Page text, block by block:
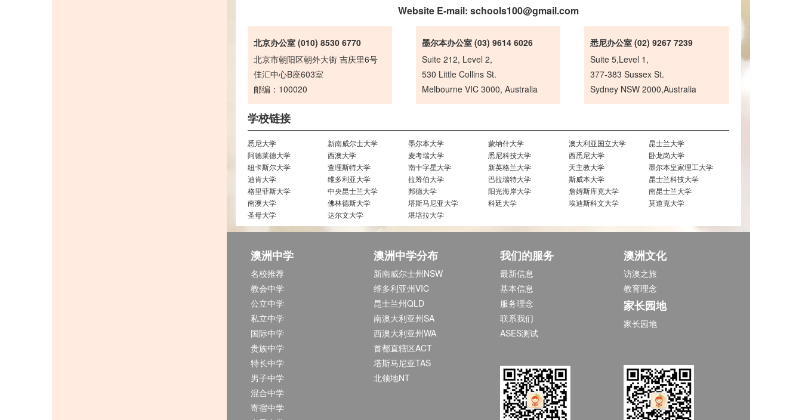
Website E-mail: schools100@gmail.com
北京办公室 (010) 8530 6770
北京市朝阳区朝外大街 吉庆里6号
佳汇中心B座603室
邮编：100020
墨尔本办公室 (03) 9614 6026
Suite 212, Level 2,
530 Little Collins St.
Melbourne VIC 3000, Australia
悉尼办公室 (02) 9267 7239
Suite 5,Level 1,
377-383 Sussex St.
Sydney NSW 2000,Australia
学校链接
悉尼大学 新南威尔士大学 墨尔本大学 蒙纳什大学 澳大利亚国立大学
昆士兰大学
阿德莱德大学
西澳大学 麦考瑞大学 悉尼科技大学 西悉尼大学
卧龙岗大学
纽卡斯尔大学
查理斯特大学 南十字星大学 新英格兰大学 天主教大学
墨尔本皇家理工大学
迪肯大学
维多利亚大学 拉筹伯大学 巴拉瑞特大学 斯威本大学
昆士兰科技大学
格里菲斯大学
中央昆士兰大学 邦德大学 阳光海岸大学 詹姆斯库克大学
南昆士兰大学
南澳大学
佛林德斯大学 塔斯马尼亚大学 科廷大学 埃迪斯科文大学
莫道克大学
圣母大学
达尔文大学 堪培拉大学
澳洲中学
名校推荐
教会中学
公立中学
私立中学
国际中学
贵族中学
特长中学
男子中学
混合中学
寄宿中学
澳洲中学分布
新南威尔士州NSW
维多利亚州VIC
昆士兰州QLD
南澳大利亚州SA
西澳大利亚州WA
首都直辖区ACT
塔斯马尼亚TAS
北领地NT
我们的服务
最新信息
基本信息
服务理念
联系我们
ASES测试
澳洲文化
访澳之旅
教育理念
家长园地
家长园地